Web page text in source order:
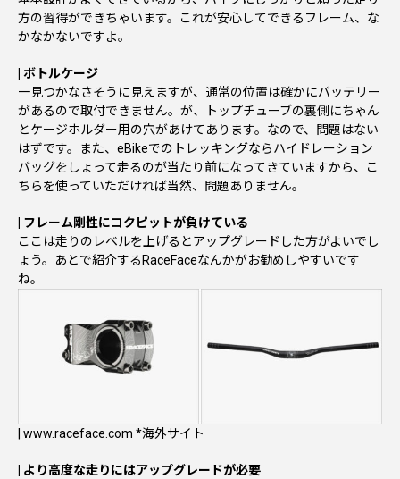
方の習得ができちゃいます。これが安心してできるフレーム、な
かなかないですよ。
| ボトルケージ
一見つかなさそうに見えますが、通常の位置は確かにバッテリー
があるので取付できません。が、トップチューブの裏側にちゃん
とケージホルダー用の穴があけてあります。なので、問題はない
はずです。また、eBikeでのトレッキングならハイドレーション
バッグをしょって走るのが当たり前になってきていますから、こ
ちらを使っていただければ当然、問題ありません。
| フレーム剛性にコクピットが負けている
ここは走りのレベルを上げるとアップグレードした方がよいでし
ょう。あとで紹介するRaceFaceなんかがお勧めしやすいです
ね。
www.raceface.com *海外サイト
| より高度な走りにはアップグレードが必要